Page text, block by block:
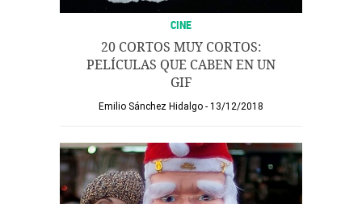
CINE
20 CORTOS MUY CORTOS:
PELÍCULAS QUE CABEN EN UN
GIF
Emilio Sánchez Hidalgo 13/12/2018